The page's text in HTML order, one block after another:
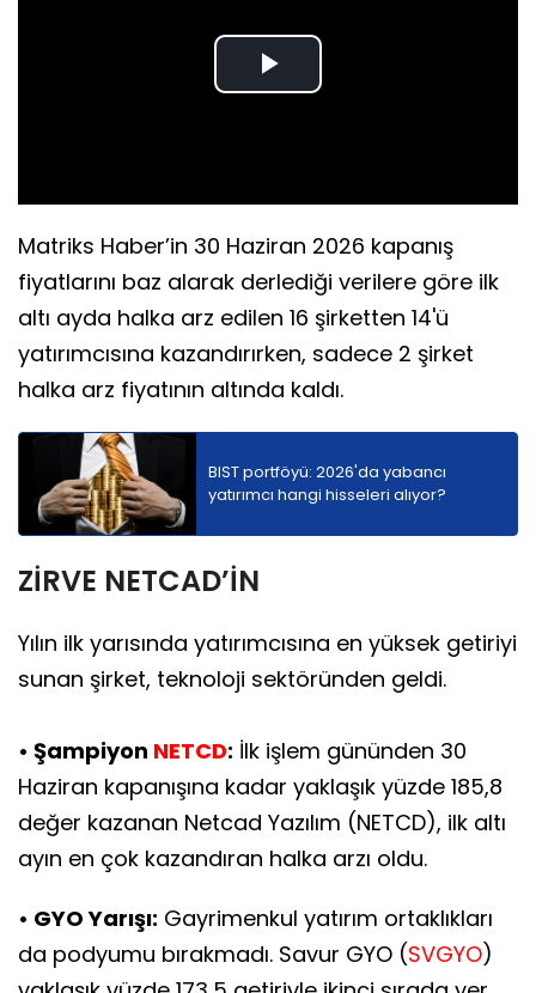
Play
Matriks Haber’in 30 Haziran 2026 kapanış
fiyatlarını baz alarak derlediği verilere göre ilk
altı ayda halka arz edilen 16 şirketten 14'ü
yatırımcısına kazandırırken, sadece 2 şirket
halka arz fiyatının altında kaldı.
BIST portföyü: 2026'da yabancı
yatırımcı hangi hisseleri alıyor?
ZİRVE NETCAD’İN
Yılın ilk yarısında yatırımcısına en yüksek getiriyi
sunan şirket, teknoloji sektöründen geldi.
• Şampiyon NETCD: İlk işlem gününden 30
Haziran kapanışına kadar yaklaşık yüzde 185,8
değer kazanan Netcad Yazılım (NETCD), ilk altı
ayın en çok kazandıran halka arzı oldu.
• GYO Yarışı: Gayrimenkul yatırım ortaklıkları
da podyumu bırakmadı. Savur GYO (SVGYO)